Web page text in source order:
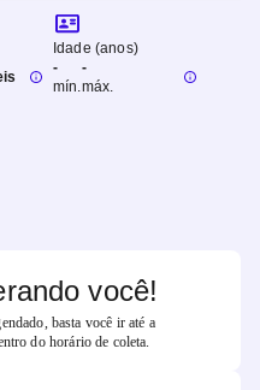
Idade (anos)
-
mín.
-
máx.
você!
basta você ir até a
do horário de coleta.